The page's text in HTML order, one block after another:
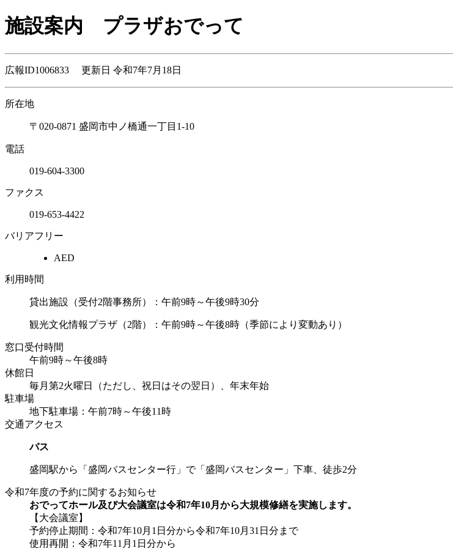
施設案内 プラザおでって
広報ID1006833 更新日 令和7年7月18日
所在地
〒020-0871 盛岡市中ノ橋通一丁目1-10
電話
019-604-3300
ファクス
019-653-4422
バリアフリー
AED
利用時間
貸出施設（受付2階事務所）：午前9時～午後9時30分
観光文化情報プラザ（2階）：午前9時～午後8時（季節により変動あり）
窓口受付時間
午前9時～午後8時
休館日
毎月第2火曜日（ただし、祝日はその翌日）、年末年始
駐車場
地下駐車場：午前7時～午後11時
交通アクセス
バス
盛岡駅から「盛岡バスセンター行」で「盛岡バスセンター」下車、徒歩2分
令和7年度の予約に関するお知らせ
おでってホール及び大会議室は令和7年10月から大規模修繕を実施します。
【大会議室】
予約停止期間：令和7年10月1日分から令和7年10月31日分まで
使用再開：令和7年11月1日分から